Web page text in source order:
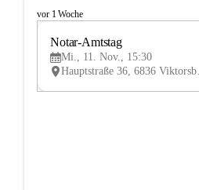
V
vor 1 Woche
Notar-Amtstag
Mi., 11. Nov., 15:30